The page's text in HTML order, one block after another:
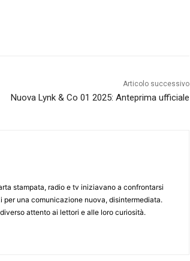
Articolo successivo
Nuova Lynk & Co 01 2025: Anteprima ufficiale
stampata, radio e tv iniziavano a confrontarsi
una comunicazione nuova, disintermediata.
attento ai lettori e alle loro curiosità.